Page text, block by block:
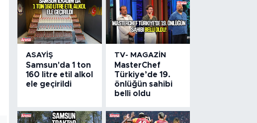
ASAYIŞ
Samsun'da 1 ton
160 litre etil alkol
ele geçirildi
TV- MAGAZIN
MasterChef
Türkiye’de 19.
önlüğün sahibi
belli oldu